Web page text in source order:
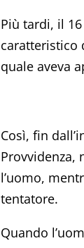
Più tardi, il
caratteristico
quale aveva
Così, fin
Provvidenza,
l’uomo,
tentatore.
Quando